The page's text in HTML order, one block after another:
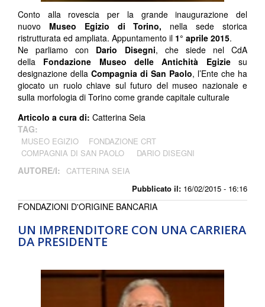
Pubblicato il: 16/02/2015 - 16:16
Conto alla rovescia per la grande inaugurazione del
nuovo Museo Egizio di Torino, nella sede storica
ristrutturata ed ampliata. Appuntamento il 1° aprile 2015.
Ne parliamo con Dario Disegni, che siede nel CdA
della Fondazione Museo delle Antichità Egiziesu
designazione della Compagnia di San Paolo, l’Ente che ha
giocato un ruolo chiave sul futuro del museo nazionale e
sulla morfologia di Torino come grande capitale culturale
Articolo a cura di: Catterina Seia
TAG:
MUSEO EGIZIO
FONDAZIONE CRT
COMPAGNIA DI SAN PAOLO
DARIO DISEGNI
AUTORE/I: CATTERINA SEIA
UN IMPRENDITORE CON UNA CARRIERA
DA PRESIDENTE
FONDAZIONI D'ORIGINE BANCARIA